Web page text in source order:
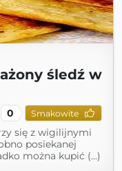
śledź w
0 Smakowite
się z wigilijnymi
posiekanej
można kupić (...)